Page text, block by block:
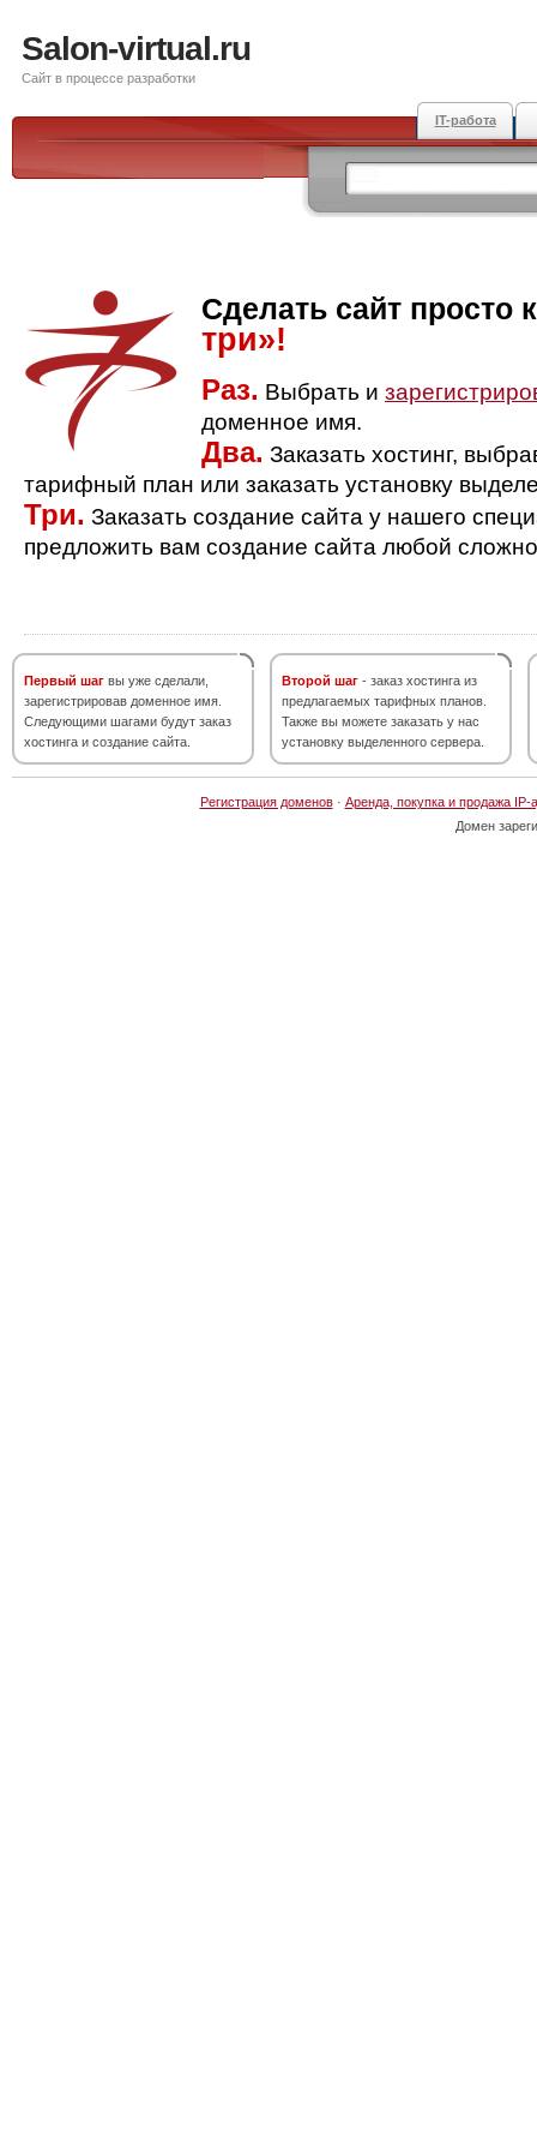
Salon-virtual.ru
Сайт в процессе разработки
IT-работа
Сделать сайт просто
три»!
Раз. Выбрать и
доменное имя.
Два. Заказать хостинг,
тарифный план или заказать установку
Три. Заказать создание сайта у нашего
предложить вам создание сайта любой
Первый шаг вы уже сделали,
зарегистрировав доменное имя.
Следующими шагами будут заказ
хостинга и создание сайта.
Второй шаг - заказ хостинга из
предлагаемых тарифных планов.
Также вы можете заказать у нас
установку выделенного сервера.
Регистрация доменов· Аренда, покупка и продажа IP-
Домен